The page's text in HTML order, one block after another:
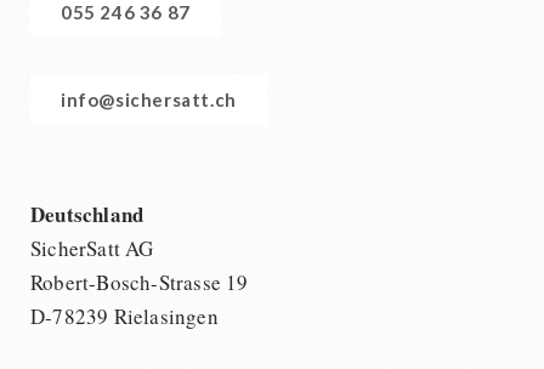
055 246 36 87
info@sichersatt.ch
Deutschland
SicherSatt AG
Robert-Bosch-Strasse 19
D-78239 Rielasingen